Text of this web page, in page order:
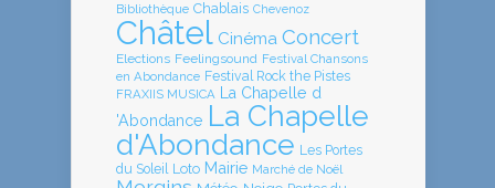
Bibliothèque Chablais Chevenoz
Châtel Cinéma Concert
Elections Feelingsound Festival Chansons
en Abondance Festival Rock the Pistes
FRAXIIS MUSICA La Chapelle d
'Abondance La Chapelle
d'Abondance Les Portes
du Soleil Loto Mairie Marché de Noël